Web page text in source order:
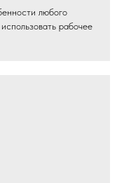
любого
рабочее